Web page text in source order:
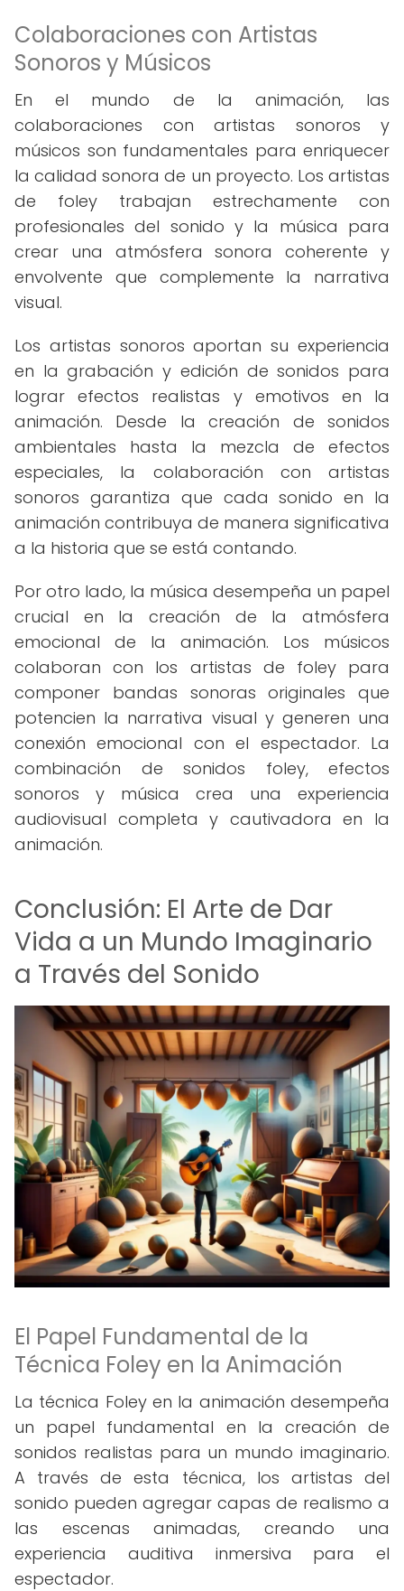
Colaboraciones con Artistas
Sonoros y Músicos
En el mundo de la animación, las
colaboraciones con artistas sonoros y
músicos son fundamentales para enriquecer
la calidad sonora de un proyecto. Los artistas
de foley trabajan estrechamente con
profesionales del sonido y la música para
crear una atmósfera sonora coherente y
envolvente que complemente la narrativa
visual.
Los artistas sonoros aportan su experiencia
en la grabación y edición de sonidos para
lograr efectos realistas y emotivos en la
animación. Desde la creación de sonidos
ambientales hasta la mezcla de efectos
especiales, la colaboración con artistas
sonoros garantiza que cada sonido en la
animación contribuya de manera significativa
a la historia que se está contando.
Por otro lado, la música desempeña un papel
crucial en la creación de la atmósfera
emocional de la animación. Los músicos
colaboran con los artistas de foley para
componer bandas sonoras originales que
potencien la narrativa visual y generen una
conexión emocional con el espectador. La
combinación de sonidos foley, efectos
sonoros y música crea una experiencia
audiovisual completa y cautivadora en la
animación.
Conclusión: El Arte de Dar
Vida a un Mundo Imaginario
a Través del Sonido
El Papel Fundamental de la
Técnica Foley en la Animación
La técnica Foley en la animación desempeña
un papel fundamental en la creación de
sonidos realistas para un mundo imaginario.
A través de esta técnica, los artistas del
sonido pueden agregar capas de realismo a
las escenas animadas, creando una
experiencia auditiva inmersiva para el
espectador.